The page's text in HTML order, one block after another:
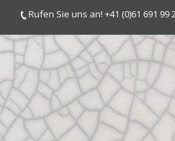
Rufen Sie uns an! +41 (0)61 691 99